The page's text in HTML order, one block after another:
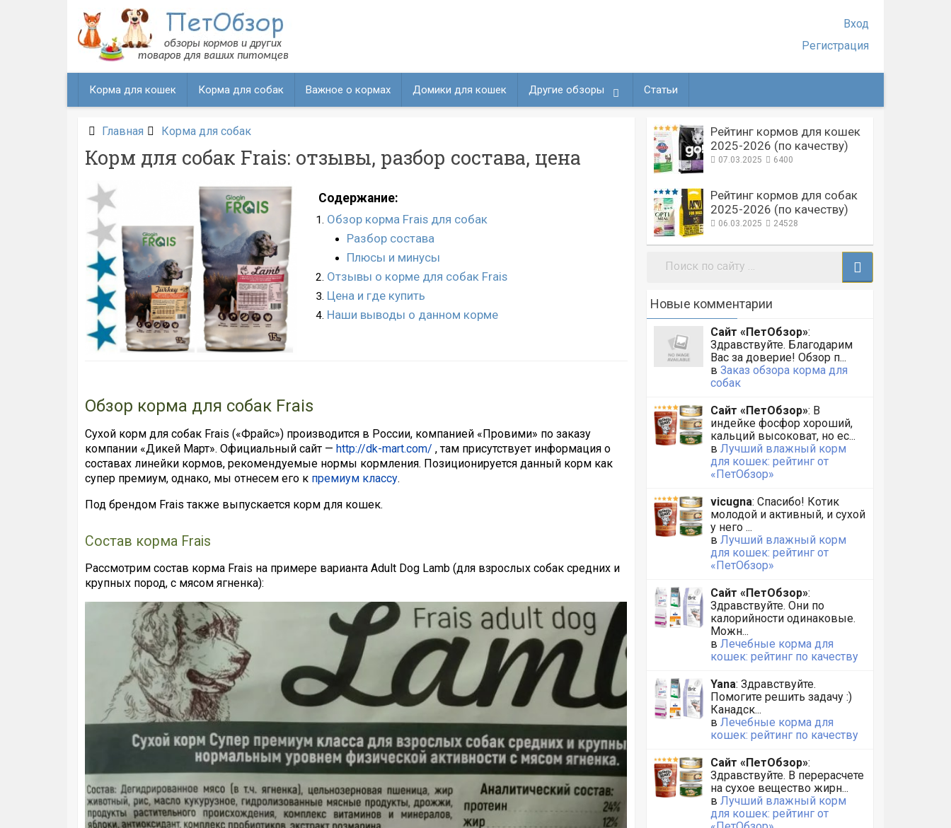
содержанию
Вход
Регистрация
Корма для кошек Корма для собак Важное о кормах Домики для кошек Другие обзоры Статьи
Главная Корма для собак
Корм для собак Frais: отзывы, разбор состава, цена
Содержание:
Обзор корма Frais для собак
Разбор состава
Плюсы и минусы
Отзывы о корме для собак Frais
Цена и где купить
Наши выводы о данном корме
Обзор корма для собак Frais
Сухой корм для собак Frais («Фрайс») производится в России, компанией «Провими» по заказу
компании «Дикей Март». Официальный сайт — http://dk-mart.com/ , там присутствует информация о
составах линейки кормов, рекомендуемые нормы кормления. Позиционируется данный корм как
супер премиум, однако, мы отнесем его к премиум классу.
Под брендом Frais также выпускается корм для кошек.
Состав корма Frais
Рассмотрим состав корма Frais на примере варианта Adult Dog Lamb (для взрослых собак средних и
крупных пород, с мясом ягненка):
Рейтинг кормов для кошек
2025-2026 (по качеству)
07.03.2025 6400
Рейтинг кормов для собак
2025-2026 (по качеству)
06.03.2025 24528
Поиск:
Новые комментарии
Сайт «ПетОбзор»:
Здравствуйте. Благодарим
Вас за доверие! Обзор п...
в Заказ обзора корма для
собак
Сайт «ПетОбзор»: В
индейке фосфор хороший,
кальций высоковат, но ес...
в Лучший влажный корм
для кошек: рейтинг от
«ПетОбзор»
vicugna: Спасибо! Котик
молодой и активный, и сухой
у него ...
в Лучший влажный корм
для кошек: рейтинг от
«ПетОбзор»
Сайт «ПетОбзор»:
Здравствуйте. Они по
калорийности одинаковые.
Можн...
в Лечебные корма для
кошек: рейтинг по качеству
Yana: Здравствуйте.
Помогите решить задачу :)
Канадск...
в Лечебные корма для
кошек: рейтинг по качеству
Сайт «ПетОбзор»:
Здравствуйте. В перерасчете
на сухое вещество жирн...
в Лучший влажный корм
для кошек: рейтинг от